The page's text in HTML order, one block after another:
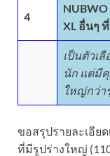
4
XL อื่นๆ
เป็นตัวเ
นัก แต่มี
ใหญ่กว่า
ขอสรุปรายละเอีย
ที่มีรูปร่างใหญ่